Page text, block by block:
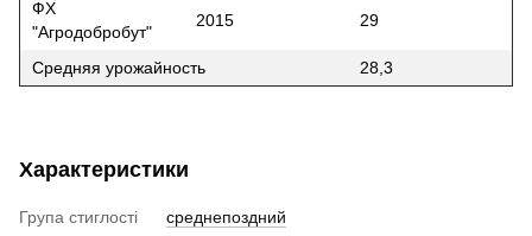
ФХ
"Агродобробут"
2015 29
Средняя урожайность 28,3
Характеристики
Група стиглості
среднепоздний